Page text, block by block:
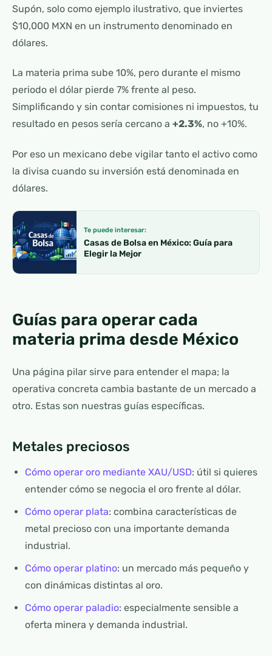
Supón, solo como ejemplo ilustrativo, que inviertes
$10,000 MXN en un instrumento denominado en
dólares.
La materia prima sube 10%, pero durante el mismo
periodo el dólar pierde 7% frente al peso.
Simplificando y sin contar comisiones ni impuestos, tu
resultado en pesos sería cercano a +2.3%, no +10%.
Por eso un mexicano debe vigilar tanto el activo como
la divisa cuando su inversión está denominada en
dólares.
Te puede interesar:
Casas de Bolsa en México: Guía para
Elegir la Mejor
Guías para operar cada
materia prima desde México
Una página pilar sirve para entender el mapa; la
operativa concreta cambia bastante de un mercado a
otro. Estas son nuestras guías específicas.
Metales preciosos
Cómo operar oro mediante XAU/USD: útil si quieres
entender cómo se negocia el oro frente al dólar.
Cómo operar plata: combina características de
metal precioso con una importante demanda
industrial.
Cómo operar platino: un mercado más pequeño y
con dinámicas distintas al oro.
Cómo operar paladio: especialmente sensible a
oferta minera y demanda industrial.